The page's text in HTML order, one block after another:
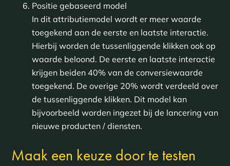
Positie gebaseerd model
In dit attributiemodel wordt er meer waarde
toegekend aan de eerste en laatste interactie.
Hierbij worden de tussenliggende klikken ook op
waarde beloond. De eerste en laatste interactie
krijgen beiden 40% van de conversiewaarde
toegekend. De overige 20% wordt verdeeld over
de tussenliggende klikken. Dit model kan
bijvoorbeeld worden ingezet bij de lancering van
nieuwe producten / diensten.
Maak een keuze door te testen